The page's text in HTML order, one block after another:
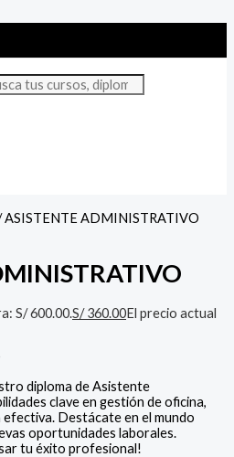
ASISTENTE ADMINISTRATIVO
S/ 600.00.S/360.00El precio actual
diploma de Asistente
clave en gestión de oficina,
Destácate en el mundo
oportunidades laborales.
tu éxito profesional!